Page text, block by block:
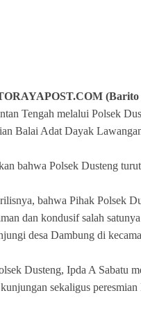
Tengah melalui Polsek
Balai Adat Dayak
bahwa Polsek Dusteng
bahwa Pihak Polsek
dan kondusif salah
desa Dambung di
Dusteng, Ipda A Sabatu
sekaligus